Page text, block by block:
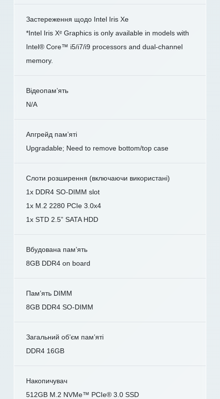
Застереження щодо Intel Iris Xe
*Intel Iris Xᵉ Graphics is only available in models with
Intel® Core™ i5/i7/i9 processors and dual-channel
memory.
Відеопам’ять
N/A
Апгрейд пам’яті
Upgradable; Need to remove bottom/top case
Слоти розширення (включаючи використані)
1x DDR4 SO-DIMM slot
1x M.2 2280 PCIe 3.0x4
1x STD 2.5” SATA HDD
Вбудована пам’ять
8GB DDR4 on board
Пам’ять DIMM
8GB DDR4 SO-DIMM
Загальний об’єм пам’яті
DDR4 16GB
Накопичувач
512GB M.2 NVMe™ PCIe® 3.0 SSD